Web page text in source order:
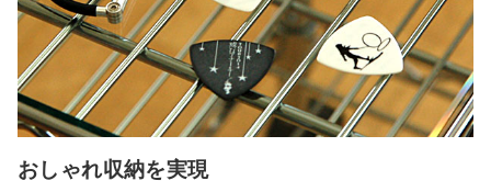
おしゃれ収納を実現